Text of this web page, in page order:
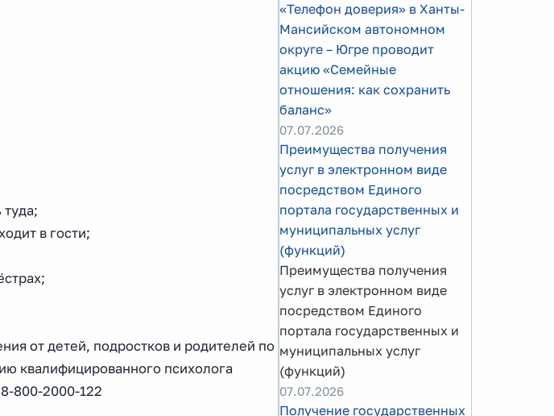
в гости;
от детей, подростков и родителей по
квалифицированного психолога
800-2000-122
«Телефон доверия» в Ханты-
Мансийском автономном
округе – Югре проводит
акцию «Семейные
отношения: как сохранить
баланс»
07.07.2026
Преимущества получения
услуг в электронном виде
посредством Единого
портала государственных и
муниципальных услуг
(функций)
Преимущества получения
услуг в электронном виде
посредством Единого
портала государственных и
муниципальных услуг
(функций)
07.07.2026
Получение государственных